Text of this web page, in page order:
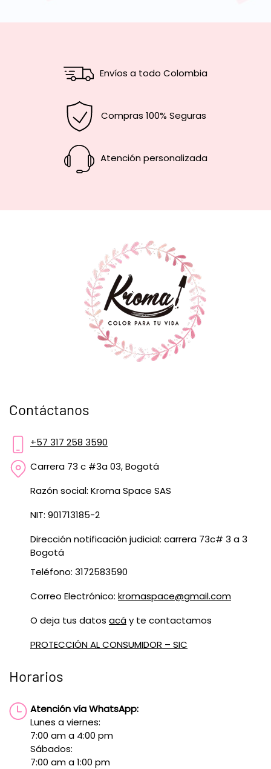
Envíos a todo Colombia
Compras 100% Seguras
Atención personalizada
Contáctanos
+57 317 258 3590
Carrera 73 c #3a 03, Bogotá
Razón social: Kroma Space SAS
NIT: 901713185-2
Dirección notificación judicial: carrera 73c# 3 a 3
Bogotá
Teléfono: 3172583590
Correo Electrónico: kromaspace@gmail.com
O deja tus datos acáy te contactamos
PROTECCIÓN AL CONSUMIDOR – SIC
Horarios
Atención vía WhatsApp:
Lunes a viernes:
7:00 am a 4:00 pm
Sábados:
7:00 am a 1:00 pm